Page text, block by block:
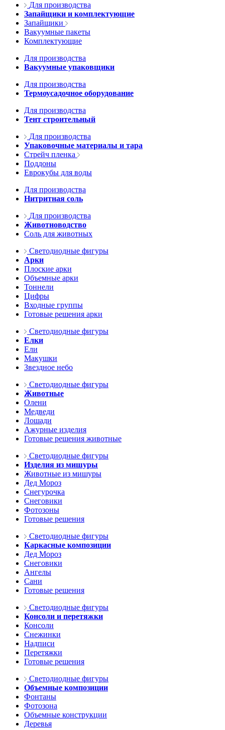
Для производства
Запайщики и комплектующие
Запайщики
Вакуумные пакеты
Комплектующие
Для производства
Вакуумные упаковщики
Для производства
Термоусадочное оборудование
Для производства
Тент строительный
Для производства
Упаковочные материалы и тара
Стрейч пленка
Поддоны
Еврокубы для воды
Для производства
Нитритная соль
Для производства
Животноводство
Соль для животных
Светодиодные фигуры
Арки
Плоские арки
Объемные арки
Тоннели
Цифры
Входные группы
Готовые решения арки
Светодиодные фигуры
Елки
Ели
Макушки
Звездное небо
Светодиодные фигуры
Животные
Олени
Медведи
Лошади
Ажурные изделия
Готовые решения животные
Светодиодные фигуры
Изделия из мишуры
Животные из мишуры
Дед Мороз
Снегурочка
Снеговики
Фотозоны
Готовые решения
Светодиодные фигуры
Каркасные композиции
Дед Мороз
Снеговики
Ангелы
Сани
Готовые решения
Светодиодные фигуры
Консоли и перетяжки
Консоли
Снежинки
Надписи
Перетяжки
Готовые решения
Светодиодные фигуры
Объемные композиции
Фонтаны
Фотозона
Объемные конструкции
Деревья